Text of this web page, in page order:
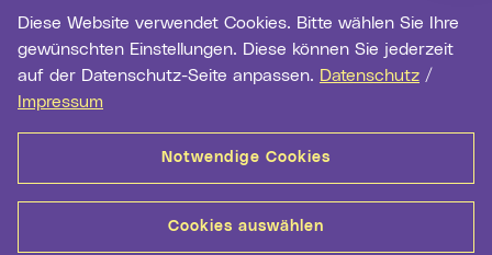
Diese Website verwendet Cookies. Bitte wählen Sie Ihre
gewünschten Einstellungen. Diese können Sie jederzeit
auf der Datenschutz-Seite anpassen. Datenschutz /
Impressum
Notwendige Cookies
Cookies auswählen
Newsletter-Anmeldung
E-Mail-Adresse eingeben
Anmelden